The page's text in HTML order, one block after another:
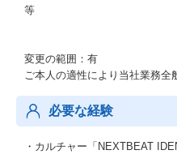
等
変更の範囲：有
ご本人の適性により当社業務全
必要な経験
・カルチャー「NEXTBEAT